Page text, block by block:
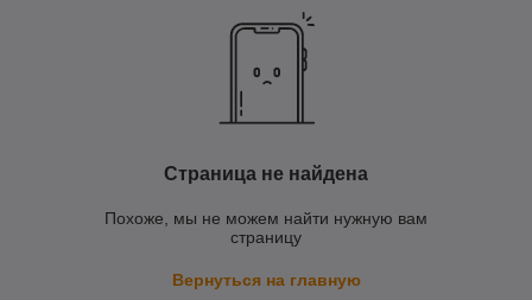
Страница не найдена
Похоже, мы не можем найти нужную вам
страницу
Вернуться на главную